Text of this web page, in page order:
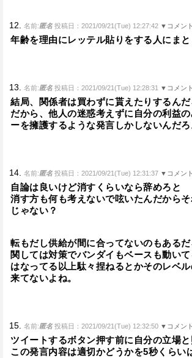
12. 名前:匿名 投稿日：2021/09/21(Tue) 12:27:42 ▼コメン
年齢を理由にレッテル貼りをする人にま
13. 名前:匿名 投稿日：2021/09/21(Tue) 12:28:31 ▼コメン
結局、関係者は買わずに貰えたりするんだ
だから、他人の迷惑考えずに自分の利益
ーを擁護するような発言しかしないんだろ
14. 名前:匿名 投稿日：2021/09/21(Tue) 12:31:37 ▼コメン
自論は良いけど消すくらいなら辞めろと
消す方も何も考えないで呟いたんだから
じゃない？
転もだし供給が間に合ってないのもある
関しては対策でバンダイもベースも動い
はなってる以上駄々捏ねるとかそのレベ
来てないよね。
15. 名前:匿名 投稿日：2021/09/21(Tue) 12:32:50 ▼コメン
ツイートするボタン押す前に自分の立場
この発言内容は適切かどうかを5秒くらい